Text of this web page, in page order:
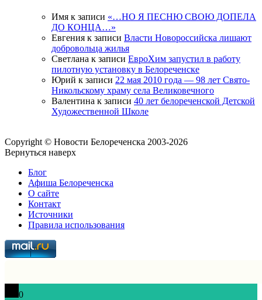
Имя к записи «…НО Я ПЕСНЮ СВОЮ ДОПЕЛА
ДО КОНЦА…»
Евгения к записи Власти Новороссийска лишают
добровольца жилья
Светлана к записи ЕвроХим запустил в работу
пилотную установку в Белореченске
Юрий к записи 22 мая 2010 года — 98 лет Свято-
Никольскому храму села Великовечного
Валентина к записи 40 лет белореченской Детской
Художественной Школе
Copyright © Новости Белореченска 2003-2026
Вернуться наверх
Блог
Афиша Белореченска
О сайте
Контакт
Источники
Правила использования
0